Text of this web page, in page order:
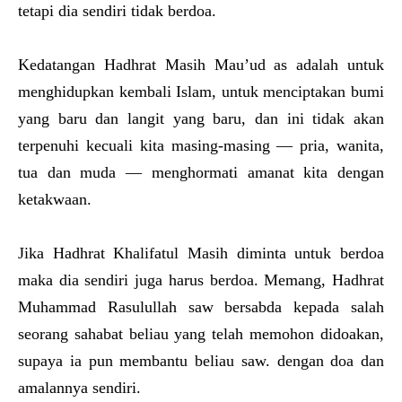
tetapi dia sendiri tidak berdoa.
Kedatangan Hadhrat Masih Mau’ud as adalah untuk
menghidupkan kembali Islam, untuk menciptakan bumi
yang baru dan langit yang baru, dan ini tidak akan
terpenuhi kecuali kita masing-masing — pria, wanita,
tua dan muda — menghormati amanat kita dengan
ketakwaan.
Jika Hadhrat Khalifatul Masih diminta untuk berdoa
maka dia sendiri juga harus berdoa. Memang, Hadhrat
Muhammad Rasulullah saw bersabda kepada salah
seorang sahabat beliau yang telah memohon didoakan,
supaya ia pun membantu beliau saw. dengan doa dan
amalannya sendiri.